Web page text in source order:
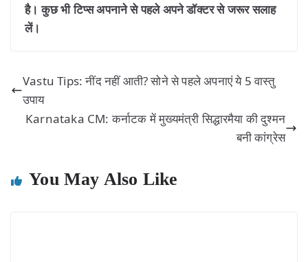
है। कुछ भी टिप्स अपनाने से पहले अपने डॉक्टर से जरूर सलाह
लें।
Vastu Tips: नींद नहीं आती? सोने से पहले अपनाएं ये 5 वास्तु
उपाय
Karnataka CM: कर्नाटक में मुख्यमंत्री सिद्धारमैया की दुश्मन
बनी कांग्रेस
You May Also Like